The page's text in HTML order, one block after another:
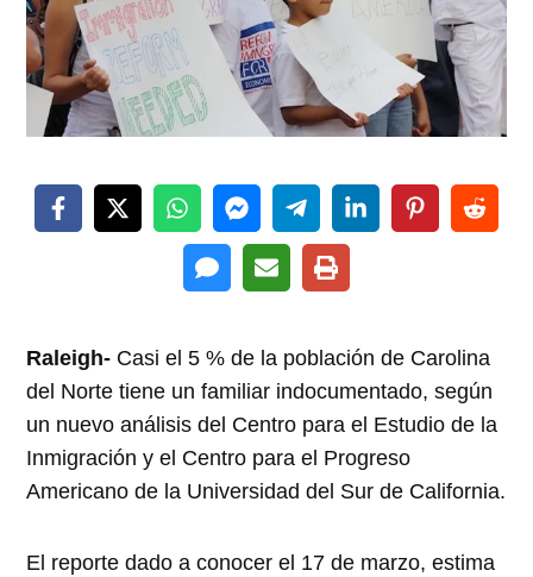
Raleigh- Casi el 5 % de la población de Carolina
del Norte tiene un familiar indocumentado, según
un nuevo análisis del Centro para el Estudio de la
Inmigración y el Centro para el Progreso
Americano de la Universidad del Sur de California.
El reporte dado a conocer el 17 de marzo, estima